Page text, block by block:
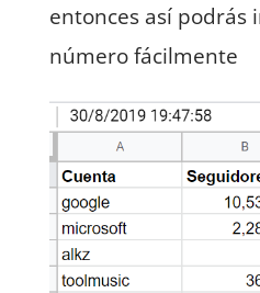
entonces así podrás
número fácilmente